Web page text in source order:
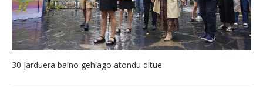
30 jarduera baino gehiago atondu ditue.